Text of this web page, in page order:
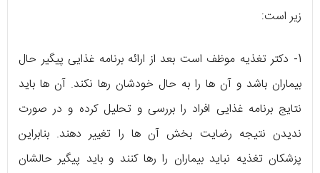
زیر است:
1- دکتر تغذیه موظف است بعد از ارائه برنامه غذایی پیگیر حال
بیماران باشد و آن ها را به حال خودشان رها نکند. آن ها باید
نتایج برنامه غذایی افراد را بررسی و تحلیل کرده و در صورت
ندیدن نتیجه رضایت بخش آن ها را تغییر دهند. بنابراین
پزشکان تغذیه نباید بیماران را رها کنند و باید پیگیر حالشان